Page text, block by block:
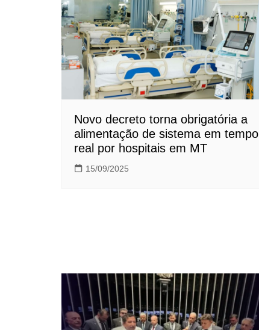
Novo decreto torna obrigatória a
alimentação de sistema em tempo
real por hospitais em MT
15/09/2025